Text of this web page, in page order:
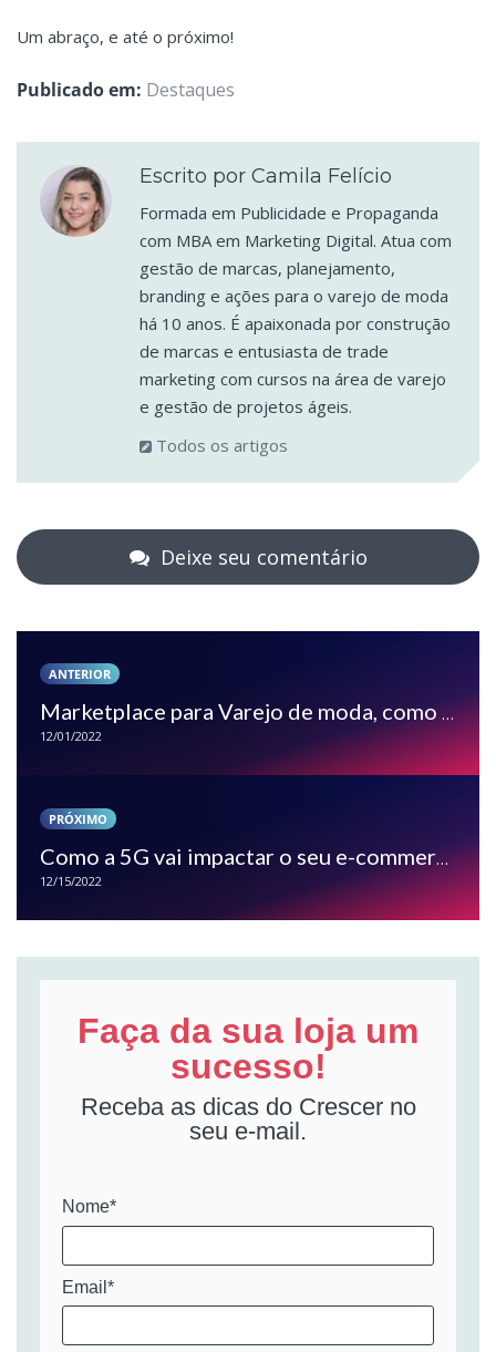
Um abraço, e até o próximo!
Publicado em: Destaques
Escrito por Camila Felício
Formada em Publicidade e Propaganda
com MBA em Marketing Digital. Atua com
gestão de marcas, planejamento,
branding e ações para o varejo de moda
há 10 anos. É apaixonada por construção
de marcas e entusiasta de trade
marketing com cursos na área de varejo
e gestão de projetos ágeis.
Todos os artigos
Deixe seu comentário
ANTERIOR
Marketplace para Varejo de moda, como funciona?
12/01/2022
PRÓXIMO
Como a 5G vai impactar o seu e-commerce
12/15/2022
Faça da sua loja um
sucesso!
Receba as dicas do Crescer no
seu e-mail.
Nome*
Email*